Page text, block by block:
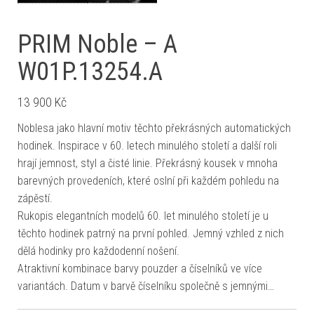
PRIM Noble – A
W01P.13254.A
13 900 Kč
Noblesa jako hlavní motiv těchto překrásných automatických
hodinek. Inspirace v 60. letech minulého století a další roli
hrají jemnost, styl a čisté linie. Překrásný kousek v mnoha
barevných provedeních, které oslní při každém pohledu na
zápěstí.
Rukopis elegantních modelů 60. let minulého století je u
těchto hodinek patrný na první pohled. Jemný vzhled z nich
dělá hodinky pro každodenní nošení.
Atraktivní kombinace barvy pouzder a číselníků ve více
variantách. Datum v barvě číselníku společně s jemnými…